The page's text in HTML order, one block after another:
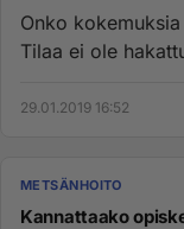
Onko
Tilaa ei ole
29.01.2019 16:52
METSÄNHOITO
Kannattaako